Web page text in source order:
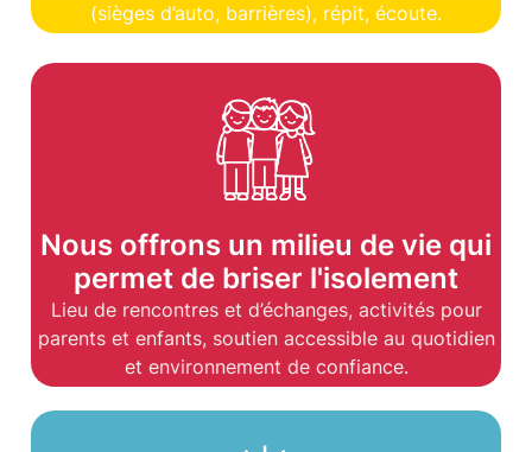
(sièges d’auto, barrières), répit, écoute.
Nous offrons un milieu de vie qui
permet de briser l'isolement
Lieu de rencontres et d’échanges, activités pour
parents et enfants, soutien accessible au quotidien
et environnement de confiance.